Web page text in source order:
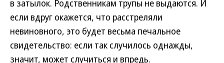
в затылок. Родственникам трупы не выдаются. И
если вдруг окажется, что расстреляли
невиновного, это будет весьма печальное
свидетельство: если так случилось однажды,
значит, может случиться и впредь.